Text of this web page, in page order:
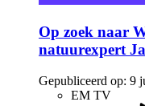
Op zoek naar
natuurexpert
Gepubliceerd op: 9
EM TV